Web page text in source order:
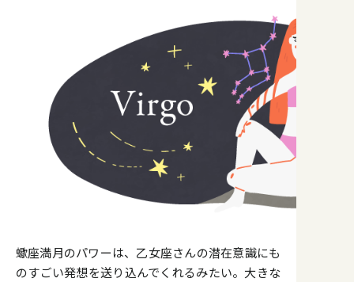
蠍座満月のパワーは、乙女座さんの潜在意識にも
のすごい発想を送り込んでくれるみたい。大きな